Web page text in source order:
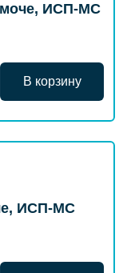
моче, ИСП-МС
В корзину
ИСП-МС